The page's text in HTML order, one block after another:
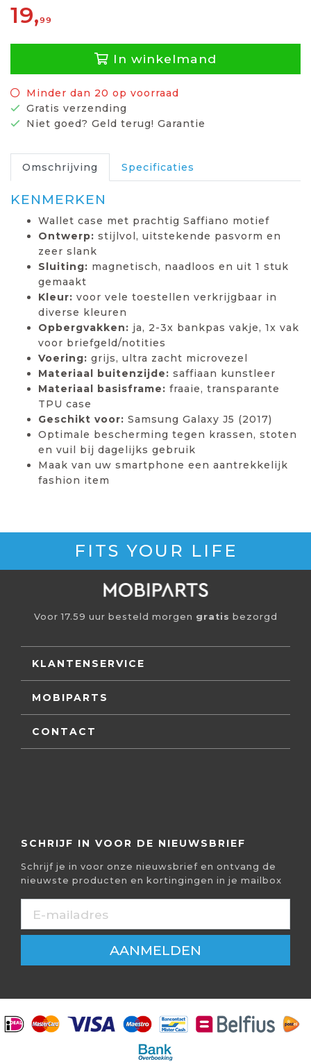
19,99
In winkelmand
Minder dan 20 op voorraad
Gratis verzending
Niet goed? Geld terug! Garantie
Omschrijving Specificaties
KENMERKEN
Wallet case met prachtig Saffiano motief
Ontwerp: stijlvol, uitstekende pasvorm en
zeer slank
Sluiting: magnetisch, naadloos en uit 1 stuk
gemaakt
Kleur: voor vele toestellen verkrijgbaar in
diverse kleuren
Opbergvakken: ja, 2-3x bankpas vakje, 1x vak
voor briefgeld/notities
Voering: grijs, ultra zacht microvezel
Materiaal buitenzijde: saffiaan kunstleer
Materiaal basisframe: fraaie, transparante
TPU case
Geschikt voor: Samsung Galaxy J5 (2017)
Optimale bescherming tegen krassen, stoten
en vuil bij dagelijks gebruik
Maak van uw smartphone een aantrekkelijk
fashion item
FITS YOUR LIFE
Voor 17.59 uur besteld morgen gratis bezorgd
KLANTENSERVICE
MOBIPARTS
CONTACT
SCHRIJF IN VOOR DE NIEUWSBRIEF
Schrijf je in voor onze nieuwsbrief en ontvang de
nieuwste producten en kortingingen in je mailbox
AANMELDEN